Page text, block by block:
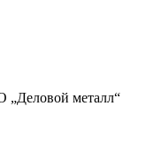
металл“